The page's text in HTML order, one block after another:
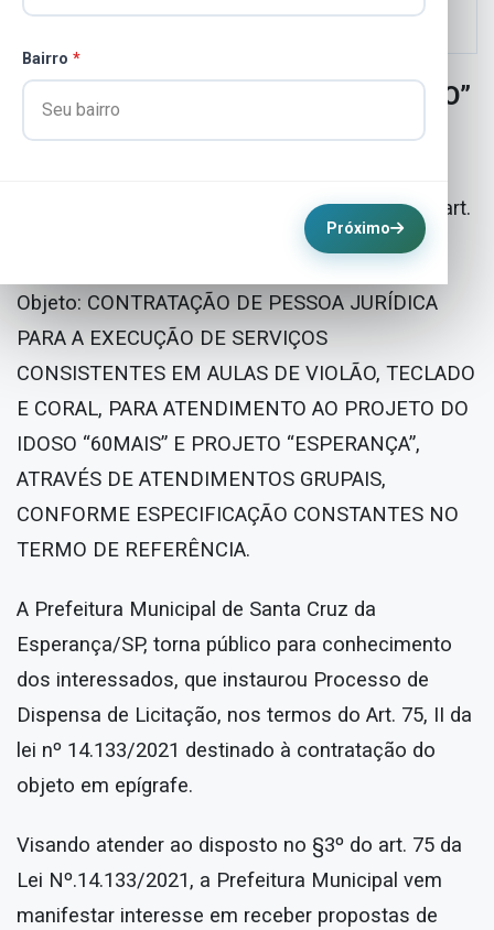
Bairro *
Próximo
“AVISO DE DISPENSA DE LICITAÇÃO”
Ref. Manifestação de interesse da Prefeitura
eventuais interessados, nos termos do §3º do art.
Objeto: CONTRATAÇÃO DE PESSOA JURÍDICA
PARA A EXECUÇÃO DE SERVIÇOS
CONSISTENTES EM AULAS DE VIOLÃO, TECLADO
E CORAL, PARA ATENDIMENTO AO PROJETO DO
IDOSO “60MAIS” E PROJETO “ESPERANÇA”,
ATRAVÉS DE ATENDIMENTOS GRUPAIS,
CONFORME ESPECIFICAÇÃO CONSTANTES NO
TERMO DE REFERÊNCIA.
A Prefeitura Municipal de Santa Cruz da
Esperança/SP, torna público para conhecimento
dos interessados, que instaurou Processo de
Dispensa de Licitação, nos termos do Art. 75, II da
lei nº 14.133/2021 destinado à contratação do
objeto em epígrafe.
Visando atender ao disposto no §3º do art. 75 da
Lei Nº.14.133/2021, a Prefeitura Municipal vem
manifestar interesse em receber propostas de